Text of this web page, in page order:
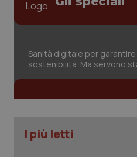
Salute orale & impianti
Sangue &
Tumore ovarico
Sanità digitale per
sostenibilità. Ma servono
I più letti